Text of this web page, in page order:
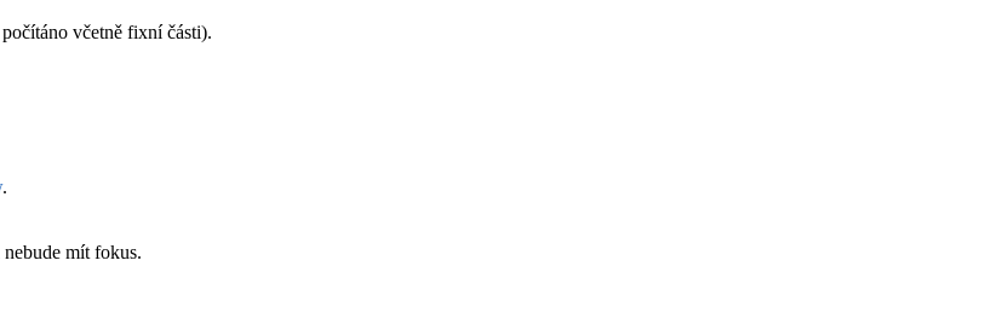
včetně fixní části).
.
mít fokus.